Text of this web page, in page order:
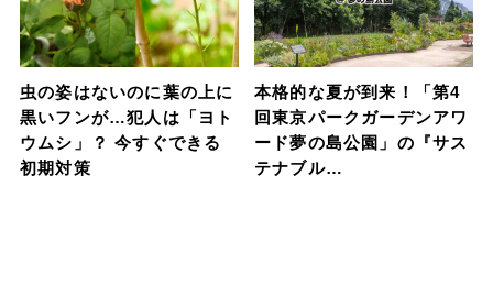
虫の姿はないのに葉の上に
黒いフンが…犯人は「ヨト
ウムシ」？ 今すぐできる
初期対策
本格的な夏が到来！「第4
回東京パークガーデンアワ
ード夢の島公園」の『サス
テナブル…